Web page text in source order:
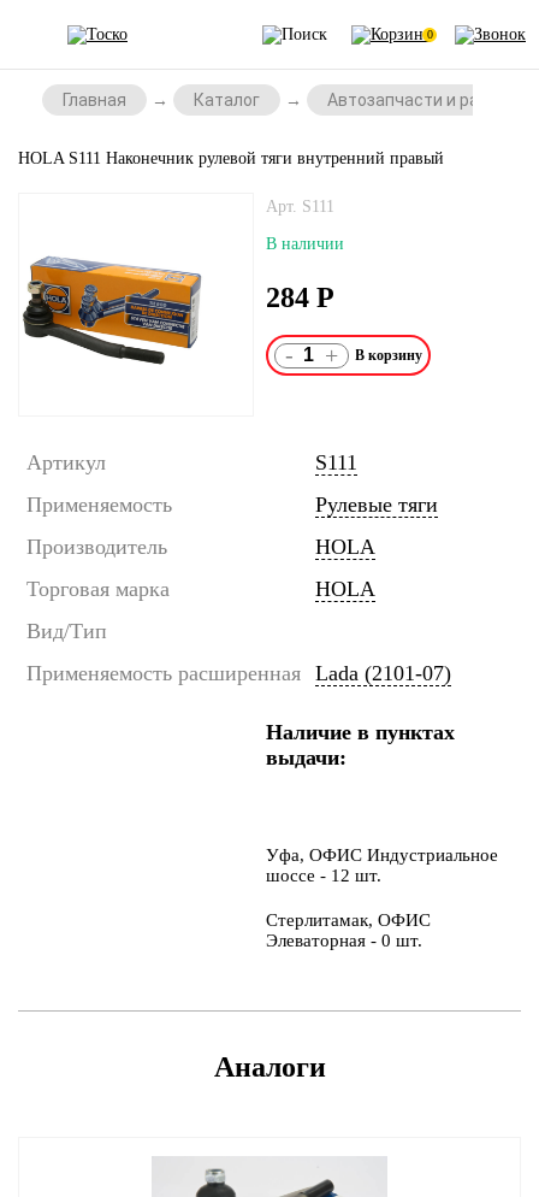
0
Главная Каталог Автозапчасти и
HOLA S111 Наконечник рулевой тяги внутренний правый
Арт. S111
В наличии
284 Р
- +
Артикул
S111
Применяемость
Рулевые тяги
Производитель
HOLA
Торговая марка
HOLA
Вид/Тип
Применяемость расширенная Lada (2101-07)
Наличие в пунктах
выдачи:
Уфа, ОФИС Индустриальное
шоссе - 12 шт.
Стерлитамак, ОФИС
Элеваторная - 0 шт.
Аналоги